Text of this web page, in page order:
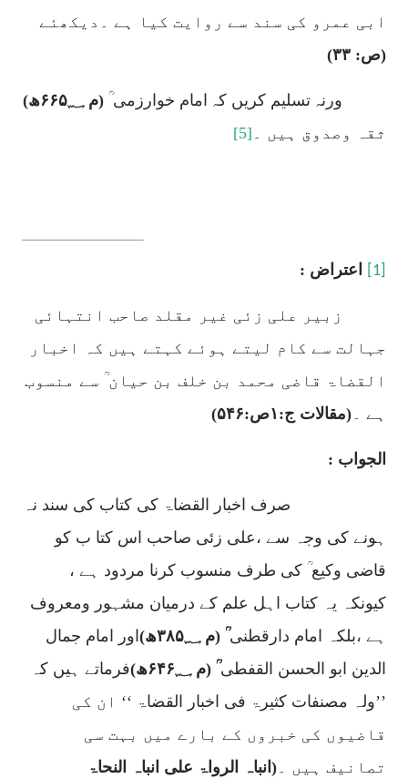
ابی عمرو کی سند سے روایت کیا ہے ۔دیکھئے
(ص: ۳۳)
ورنہ تسلیم کریں کہ امام خوارزمی ؒ (م۶۶۵؁ھ)
ثقہ وصدوق ہیں ۔ [5]
[1] اعتراض :
زبیر علی زئی غیر مقلد صاحب انتہائی
جہالت سے کام لیتے ہوئے کہتے ہیں کہ اخبار
القضاۃ قاضی محمد بن خلف بن حیان ؒ سے منسوب
ہے ۔(مقالات ج: ۱ص:۵۴۶)
الجواب :
صرف اخبار القضاۃ کی کتاب کی سند نہ
ہونے کی وجہ سے ،علی زئی صاحب اس کتا ب کو
قاضی وکیع ؒ کی طرف منسوب کرنا مردود ہے ،
کیونکہ یہ کتاب اہل علم کے درمیان مشہور ومعروف
ہے ،بلکہ امام دارقطنی ؒ (م۳۸۵؁ھ) اور امام جمال
الدین ابو الحسن القفطی ؒ (م۶۴۶؁ھ)فرماتے ہیں کہ
’’ولہ مصنفات کثیرۃ فی اخبار القضاۃ ‘‘ ان کی
قاضیوں کی خبروں کے بارے میں بہت سی
تصانیف ہیں ۔(انباہ الرواۃ علی انباہ النحاۃ